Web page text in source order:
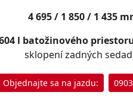
4 695 / 1 850 / 1 435
l batožinového
sklopení zadných
Objednajte sa na jazdu: